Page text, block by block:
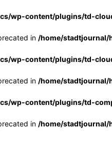
wp-content/plugins/td-
in /home/
wp-content/plugins/td-
in /home/
wp-content/plugins/td-
in /home/